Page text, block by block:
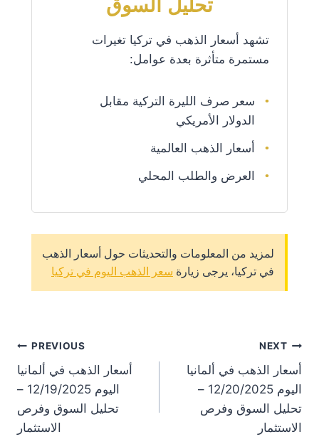
تحليل السوق
تشهد أسعار الذهب في تركيا تغيرات
مستمرة متأثرة بعدة عوامل:
سعر صرف الليرة التركية مقابل
الدولار الأمريكي
أسعار الذهب العالمية
العرض والطلب المحلي
لمزيد من المعلومات والتحديثات حول أسعار الذهب
في تركيا، يرجى زيارة سعر الذهب اليوم في تركيا
PREVIOUS
أسعار الذهب في ألمانيا
اليوم 12/19/2025 –
تحليل السوق وفرص
الاستثمار
NEXT
أسعار الذهب في ألمانيا
اليوم 12/20/2025 –
تحليل السوق وفرص
الاستثمار